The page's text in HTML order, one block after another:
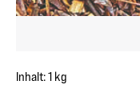
Inhalt:1 kg